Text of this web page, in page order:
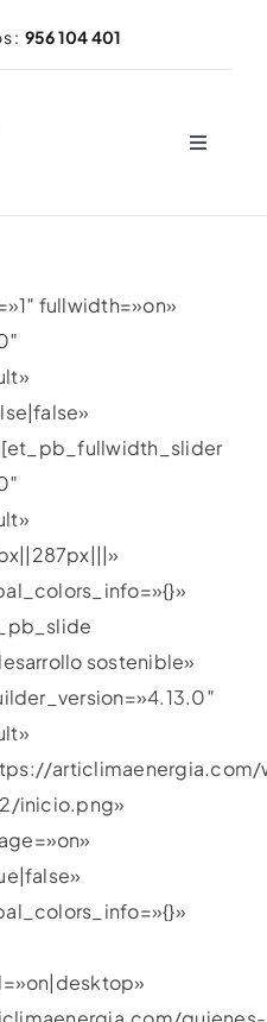
: 956 104 401
Toggle
fullwidth=»on»
sostenible»
inicio.png»